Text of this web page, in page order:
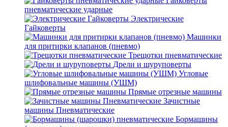
пневматические ударные
Электрические
Гайковерты
Машинки
для притирки клапанов (пневмо)
Трещотки пневматические
Дрели и шуруповерты
Угловые
шлифовальные машины (УШМ)
Прямые отрезные машины
Зачистные
машины Пневматические
Бормашины